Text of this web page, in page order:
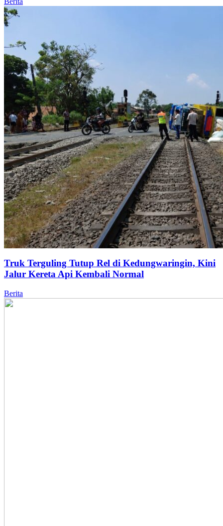
Truk Terguling Tutup Rel di Kedungwaringin, Kini
Jalur Kereta Api Kembali Normal
Berita